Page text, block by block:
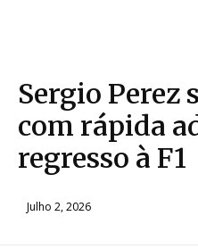
Sergio Perez
com rápida
regresso à F1
Julho 2, 2026